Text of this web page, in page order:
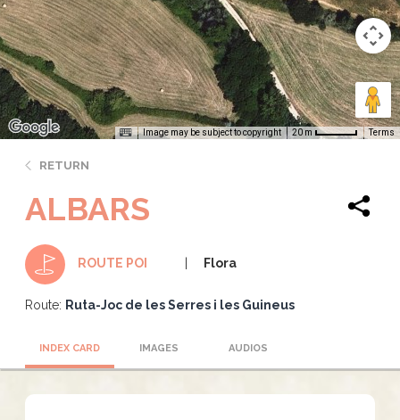
Image may be subject to copyright 20 m Terms
RETURN
ALBARS
ROUTE POI Flora
Route: Ruta-Joc de les Serres i les Guineus
INDEX CARD IMAGES AUDIOS